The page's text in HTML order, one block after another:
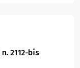
2112-bis